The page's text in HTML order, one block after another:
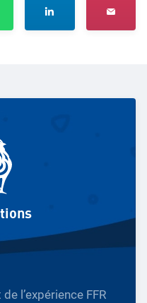
l’expérience FFR